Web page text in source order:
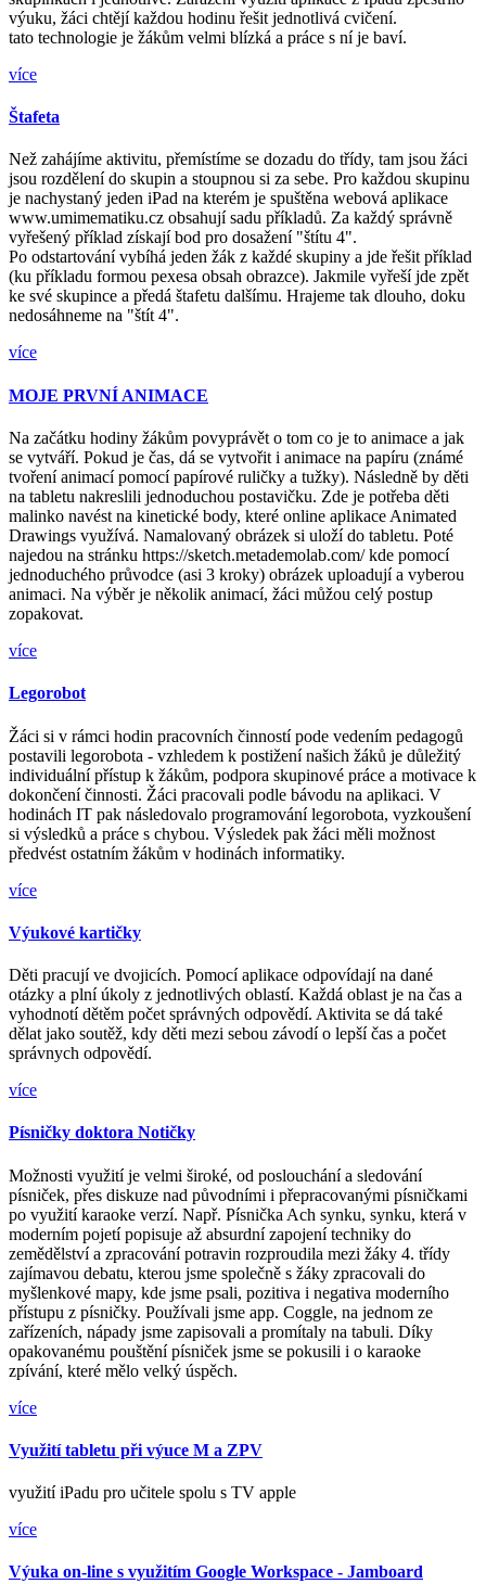
výuku, žáci chtějí každou hodinu řešit jednotlivá cvičení.
tato technologie je žákům velmi blízká a práce s ní je baví.
více
Štafeta
Než zahájíme aktivitu, přemístíme se dozadu do třídy, tam jsou žáci
jsou rozdělení do skupin a stoupnou si za sebe. Pro každou skupinu
je nachystaný jeden iPad na kterém je spuštěna webová aplikace
www.umimematiku.cz obsahují sadu příkladů. Za každý správně
vyřešený příklad získají bod pro dosažení "štítu 4".
Po odstartování vybíhá jeden žák z každé skupiny a jde řešit příklad
(ku příkladu formou pexesa obsah obrazce). Jakmile vyřeší jde zpět
ke své skupince a předá štafetu dalšímu. Hrajeme tak dlouho, doku
nedosáhneme na "štít 4".
více
MOJE PRVNÍ ANIMACE
Na začátku hodiny žákům povyprávět o tom co je to animace a jak
se vytváří. Pokud je čas, dá se vytvořit i animace na papíru (známé
tvoření animací pomocí papírové ruličky a tužky). Následně by děti
na tabletu nakreslili jednoduchou postavičku. Zde je potřeba děti
malinko navést na kinetické body, které online aplikace Animated
Drawings využívá. Namalovaný obrázek si uloží do tabletu. Poté
najedou na stránku https://sketch.metademolab.com/ kde pomocí
jednoduchého průvodce (asi 3 kroky) obrázek uploadují a vyberou
animaci. Na výběr je několik animací, žáci můžou celý postup
zopakovat.
více
Legorobot
Žáci si v rámci hodin pracovních činností pode vedením pedagogů
postavili legorobota - vzhledem k postižení našich žáků je důležitý
individuální přístup k žákům, podpora skupinové práce a motivace k
dokončení činnosti. Žáci pracovali podle bávodu na aplikaci. V
hodinách IT pak následovalo programování legorobota, vyzkoušení
si výsledků a práce s chybou. Výsledek pak žáci měli možnost
předvést ostatním žákům v hodinách informatiky.
více
Výukové kartičky
Děti pracují ve dvojicích. Pomocí aplikace odpovídají na dané
otázky a plní úkoly z jednotlivých oblastí. Každá oblast je na čas a
vyhodnotí dětěm počet správných odpovědí. Aktivita se dá také
dělat jako soutěž, kdy děti mezi sebou závodí o lepší čas a počet
správnych odpovědí.
více
Písničky doktora Notičky
Možnosti využití je velmi široké, od poslouchání a sledování
písniček, přes diskuze nad původními i přepracovanými písničkami
po využití karaoke verzí. Např. Písnička Ach synku, synku, která v
moderním pojetí popisuje až absurdní zapojení techniky do
zemědělství a zpracování potravin rozproudila mezi žáky 4. třídy
zajímavou debatu, kterou jsme společně s žáky zpracovali do
myšlenkové mapy, kde jsme psali, pozitiva i negativa moderního
přístupu z písničky. Používali jsme app. Coggle, na jednom ze
zařízeních, nápady jsme zapisovali a promítaly na tabuli. Díky
opakovanému pouštění písniček jsme se pokusili i o karaoke
zpívání, které mělo velký úspěch.
více
Využití tabletu při výuce M a ZPV
využití iPadu pro učitele spolu s TV apple
více
Výuka on-line s využitím Google Workspace - Jamboard